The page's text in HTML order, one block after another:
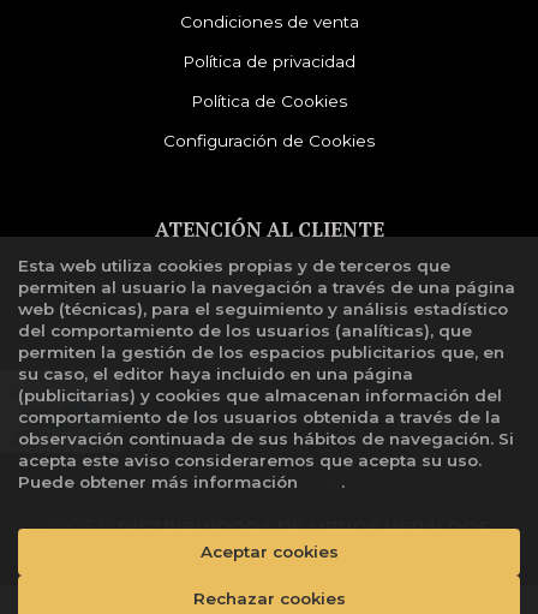
Condiciones de venta
Política de privacidad
Política de Cookies
Configuración de Cookies
ATENCIÓN AL CLIENTE
Quiénes somos
Libro de reclamaciones
2026 ©DISTRIBUIDORA DE LIBROS HERALDOS
. Todos los Derechos Reservados |
Esta web utiliza cookies propias y de terceros que
permiten al usuario la navegación a través de una página
web (técnicas), para el seguimiento y análisis estadístico
del comportamiento de los usuarios (analíticas), que
permiten la gestión de los espacios publicitarios que, en
su caso, el editor haya incluido en una página
(publicitarias) y cookies que almacenan información del
comportamiento de los usuarios obtenida a través de la
observación continuada de sus hábitos de navegación. Si
acepta este aviso consideraremos que acepta su uso.
Puede obtener más información
.
Rechazar cookies
Aceptar cookies